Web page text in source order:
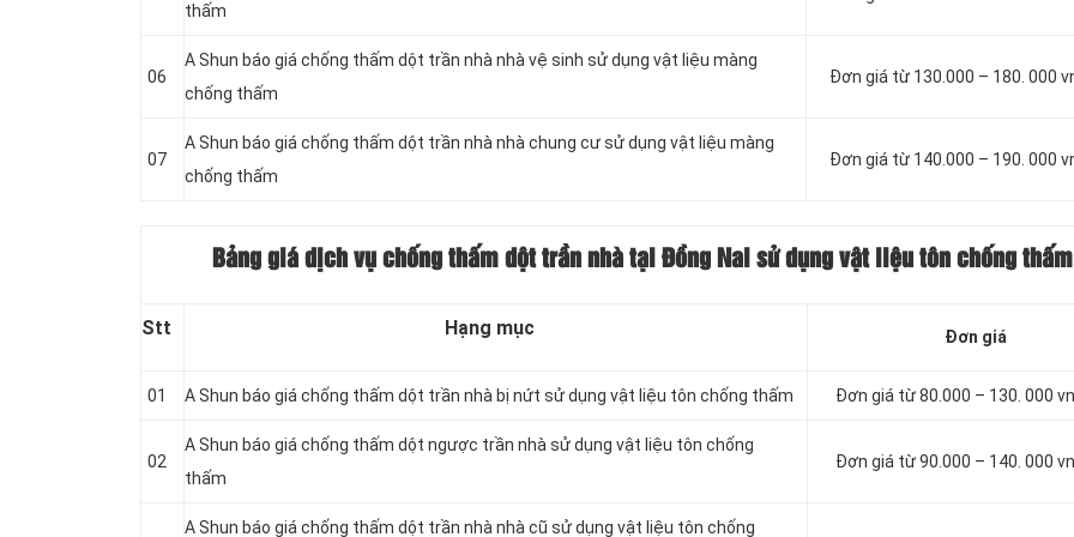
thấm
06
A Shun báo giá chống thấm dột trần nhà nhà vệ sinh sử dụng vật liệu màng
chống thấm
Đơn giá từ 130.000 – 180. 000
07
A Shun báo giá chống thấm dột trần nhà nhà chung cư sử dụng vật liệu màng
chống thấm
Đơn giá từ 140.000 – 190. 000
Bảng giá dịch vụ chống thấm dột trần nhà tại Đồng Nai sử dụng vật liệu tôn chống thấm
Stt Hạng mục Đơn giá
01 A Shun báo giá chống thấm dột trần nhà bị nứt sử dụng vật liệu tôn chống thấm Đơn giá từ 80.000 – 130. 000
02
A Shun báo giá chống thấm dột ngược trần nhà sử dụng vật liệu tôn chống
thấm
Đơn giá từ 90.000 – 140. 000
A Shun báo giá chống thấm dột trần nhà nhà cũ sử dụng vật liệu tôn chống